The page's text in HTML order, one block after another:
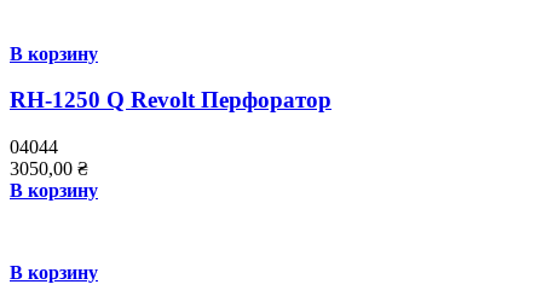
В корзину
RH-1250 Q Revolt Перфоратор
04044
3050,00 ₴
В корзину
В корзину